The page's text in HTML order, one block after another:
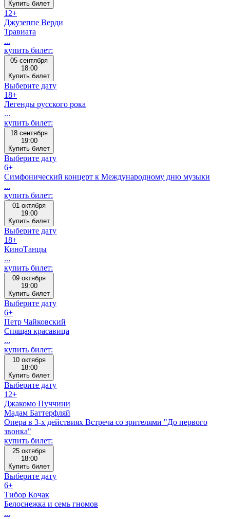
Купить билет
12+
Джузеппе Верди
Травиата
...
купить билет:
05 сентября
18:00
Купить билет
Выберите дату
18+
Легенды русского рока
...
купить билет:
18 сентября
19:00
Купить билет
Выберите дату
6+
Симфонический концерт к Международному дню музыки
...
купить билет:
01 октября
19:00
Купить билет
Выберите дату
18+
КиноТанцы
...
купить билет:
09 октября
19:00
Купить билет
Выберите дату
6+
Петр Чайковский
Спящая красавица
...
купить билет:
10 октября
18:00
Купить билет
Выберите дату
12+
Джакомо Пуччини
Мадам Баттерфляй
Опера в 3-х действиях Встреча со зрителями "До первого
звонка"
купить билет:
25 октября
18:00
Купить билет
Выберите дату
6+
Тибор Кочак
Белоснежка и семь гномов
...